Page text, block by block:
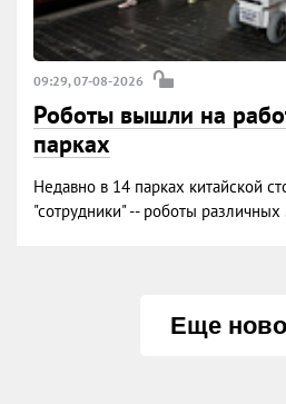
09:29, 07-08-2026
Роботы вышли на
парках
Недавно в 14 парках китайской
"сотрудники" -- роботы различных
Еще